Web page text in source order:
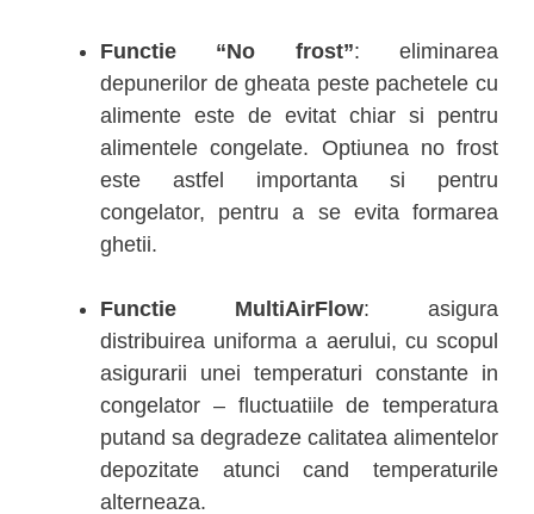
Functie “No frost”: eliminarea
depunerilor de gheata peste pachetele cu
alimente este de evitat chiar si pentru
alimentele congelate. Optiunea no frost
este astfel importanta si pentru
congelator, pentru a se evita formarea
ghetii.
Functie MultiAirFlow: asigura
distribuirea uniforma a aerului, cu scopul
asigurarii unei temperaturi constante in
congelator – fluctuatiile de temperatura
putand sa degradeze calitatea alimentelor
depozitate atunci cand temperaturile
alterneaza.